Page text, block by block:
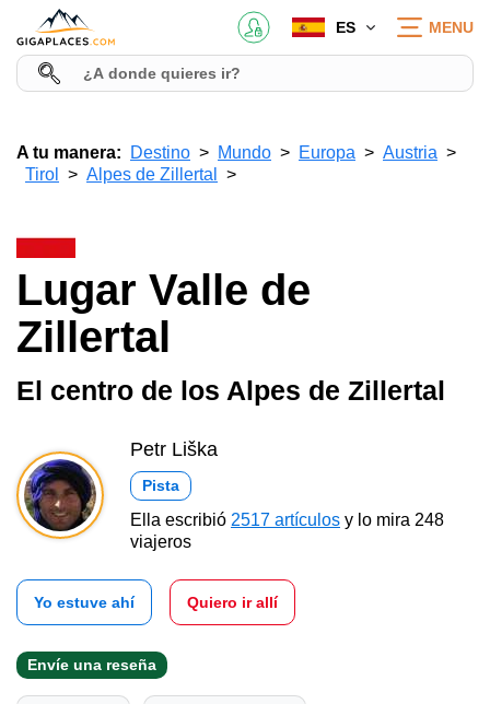
ES MENU
A tu manera: Destino Mundo Europa
Austria
Tirol
Alpes de Zillertal
Lugar Valle de
Zillertal
El centro de los Alpes de Zillertal
Petr Liška
Pista
Ella escribió 2517 artículos y lo mira 248
viajeros
Yo estuve ahí Quiero ir allí
Envíe una reseña